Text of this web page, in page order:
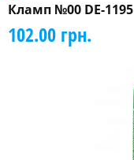
Кламп №00 DE-1195
102.00 грн.